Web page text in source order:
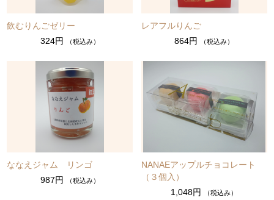
飲むりんごゼリー
324円
（税込み）
レアフルりんご
864円
（税込み）
ななえジャム リンゴ
987円
（税込み）
NANAEアップルチョコレート
（３個入）
1,048円
（税込み）